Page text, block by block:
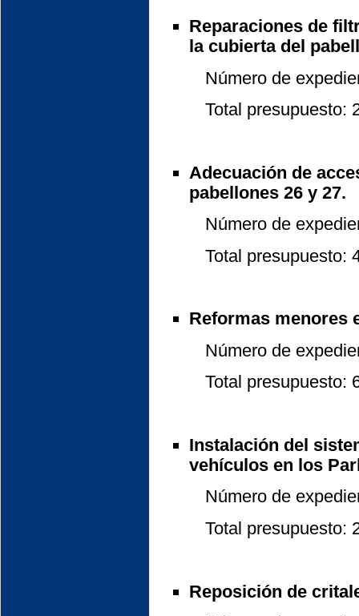
Reparaciones de
la cubierta del
Número de
Total presupuesto:
Adecuación de
pabellones 26 y 27.
Número de
Total presupuesto:
Reformas menores
Número de
Total presupuesto:
Instalación del
vehículos en los
Número de
Total presupuesto:
Reposición de